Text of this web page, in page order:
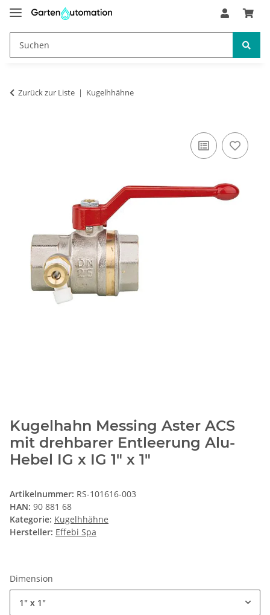
Zurück zur Liste Kugelhhähne
Kugelhahn Messing Aster ACS
mit drehbarer Entleerung Alu-
Hebel IG x IG 1" x 1"
Artikelnummer: RS-101616-003
HAN: 90 881 68
Kategorie: Kugelhhähne
Hersteller: Effebi Spa
Dimension
1" x 1"